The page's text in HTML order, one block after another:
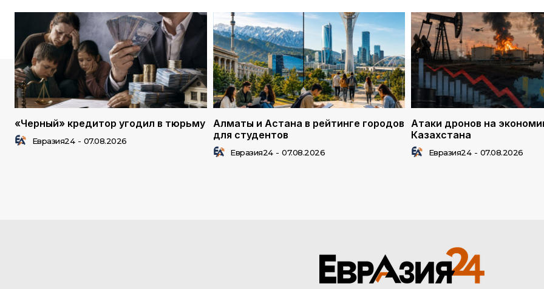
«Черный» кредитор угодил в тюрьму
Евразия24 - 07.08.2026
Алматы и Астана в рейтинге городов
для студентов
Евразия24 - 07.08.2026
Атаки дронов на
Казахстана
Евразия24 - 07.08.2026